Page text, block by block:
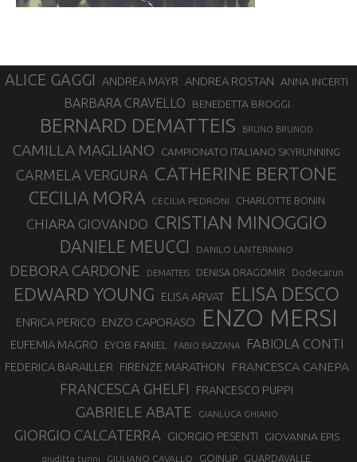
ALICE GAGGI ANDREA MAYR ANDREA ROSTAN ANNA INCERTI
BARBARA CRAVELLO BENEDETTA BROGGI
BERNARD DEMATTEIS BRUNO BRUNOD
CAMILLA MAGLIANO CAMPIONATO ITALIANO SKYRUNNING
CARMELA VERGURA CATHERINE BERTONE
CECILIA MORA CECILIA PEDRONI CHARLOTTE BONIN
CHIARA GIOVANDO CRISTIAN MINOGGIO
DANIELE MEUCCI DANILO LANTERMINO
DEBORA CARDONE DEMATTEIS DENISA DRAGOMIR Dodecarun
EDWARD YOUNG ELISA ARVAT ELISA DESCO
ENRICA PERICO ENZO CAPORASO ENZO MERSI
EUFEMIA MAGRO EYOB FANIEL FABIO BAZZANA FABIOLA CONTI
FEDERICA BARAILLER FIRENZE MARATHON FRANCESCA CANEPA
FRANCESCA GHELFI FRANCESCO PUPPI
GABRIELE ABATE GIANLUCA GHIANO
GIORGIO CALCATERRA GIORGIO PESENTI GIOVANNA EPIS
giuditta turini GIULIANO CAVALLO GOINUP GUARDAVALLE